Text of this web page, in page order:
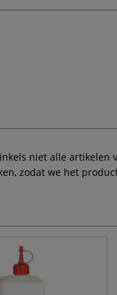
niet alle
zodat we het